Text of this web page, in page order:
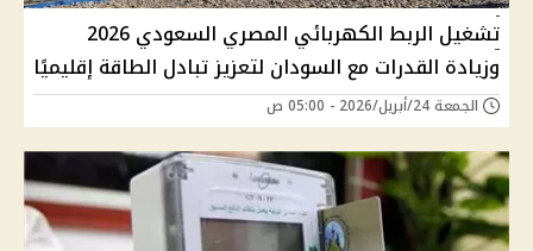
تشغيل الربط الكهربائي المصري السعودي 2026
وزيادة القدرات مع السودان لتعزيز تبادل الطاقة إقليميًا
الجمعة 24/أبريل/2026 - 05:00 ص